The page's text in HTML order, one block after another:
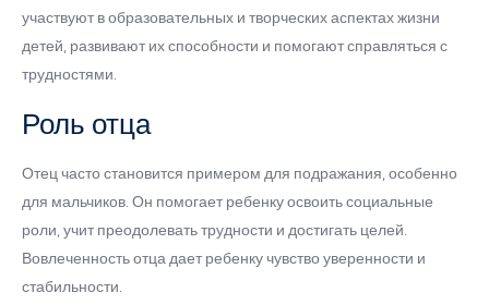
участвуют в образовательных и творческих аспектах жизни
детей, развивают их способности и помогают справляться с
трудностями.
Роль отца
Отец часто становится примером для подражания, особенно
для мальчиков. Он помогает ребенку освоить социальные
роли, учит преодолевать трудности и достигать целей.
Вовлеченность отца дает ребенку чувство уверенности и
стабильности.